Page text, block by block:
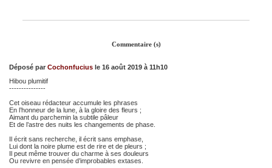
Commentaire (s)
Déposé par Cochonfucius le 16 août 2019 à 11h10
Hibou plumitif
---------------
Cet oiseau rédacteur accumule les phrases
En l’honneur de la lune, à la gloire des fleurs ;
Aimant du parchemin la subtile pâleur
Et de l’astre des nuits les changements de phase.
Il écrit sans recherche, il écrit sans emphase,
Lui dont la noire plume est de rire et de pleurs ;
Il peut même trouver du charme à ses douleurs
Ou revivre en pensée d’improbables extases.